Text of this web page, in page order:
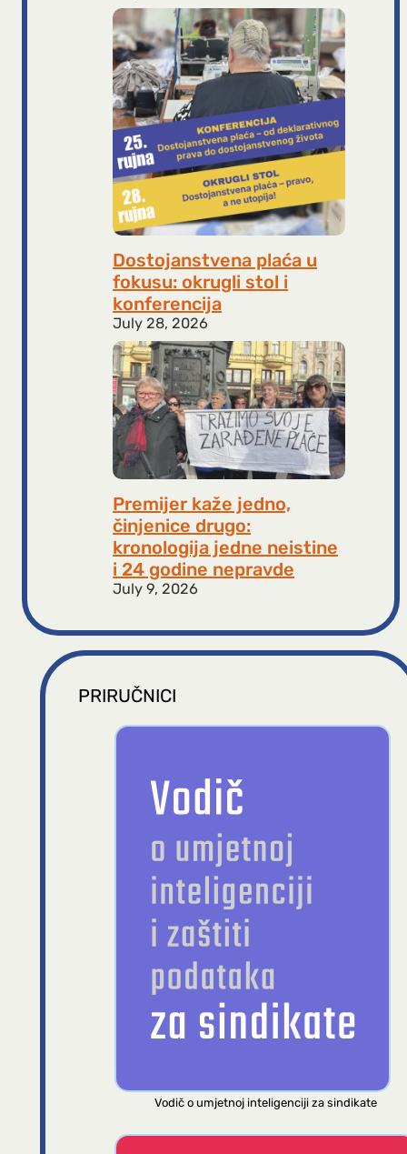
Dostojanstvena plaća u
fokusu: okrugli stol i
konferencija
July 28, 2026
Premijer kaže jedno,
činjenice drugo:
kronologija jedne neistine
i 24 godine nepravde
July 9, 2026
PRIRUČNICI
Vodič o umjetnoj inteligenciji za sindikate